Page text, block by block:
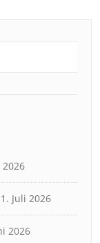
Juli 2026
2026